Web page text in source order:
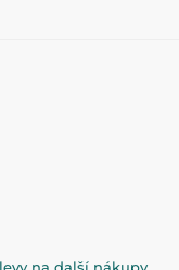
na další nákupy